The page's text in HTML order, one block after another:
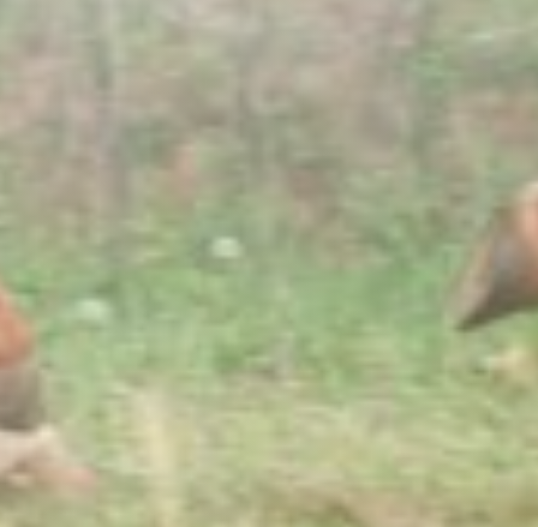
BIENESTAR BASADO EN EVIDENCIAS
Todas las actividades y programas de formación en
BRAINMOTION están avalados por las
investigaciones científicas de los laboratorios más
No importa que no sepas
inglés o que tengas poca formación académica.
Nosotros trabajaremos contigo
no caer en manos de cursos o